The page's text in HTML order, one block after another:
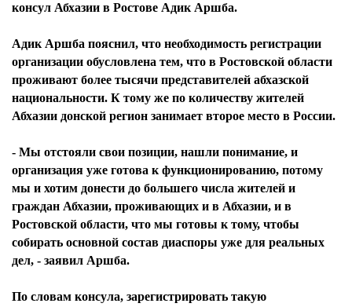
консул Абхазии в Ростове Адик Аршба.
Адик Аршба пояснил, что необходимость регистрации
организации обусловлена тем, что в Ростовской области
проживают более тысячи представителей абхазской
национальности. К тому же по количеству жителей
Абхазии донской регион занимает второе место в России.
- Мы отстояли свои позиции, нашли понимание, и
организация уже готова к функционированию, потому
мы и хотим донести до большего числа жителей и
граждан Абхазии, проживающих и в Абхазии, и в
Ростовской области, что мы готовы к тому, чтобы
собирать основной состав диаспоры уже для реальных
дел, - заявил Аршба.
По словам консула, зарегистрировать такую